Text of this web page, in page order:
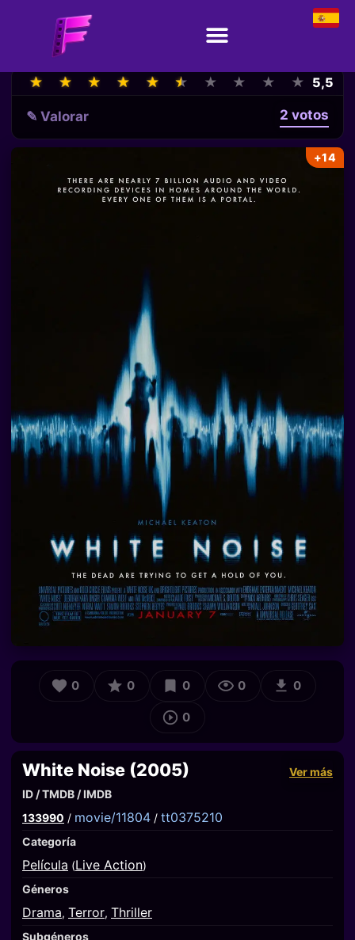
★
★ ★
★ ★
★ ★
★ ★
★ ★
★ ★
★ ★
★ ★
★ ★
★ 5,5
✎ Valorar 2 votos
+14
0 0 0 0 0
0
White Noise (2005)
Ver más
ID / TMDB / IMDB
133990 / movie/11804 / tt0375210
Categoría
Película (Live Action)
Géneros
Drama, Terror, Thriller
Subgéneros